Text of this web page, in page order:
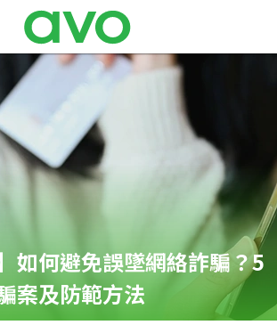
如何避免誤墜網絡詐騙？5
案及防範方法